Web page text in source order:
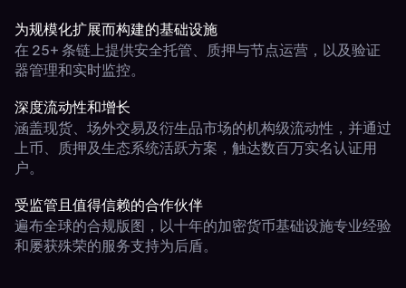
为规模化扩展而构建的基础设施
在 25+ 条链上提供安全托管、质押与节点运营，以及验证
器管理和实时监控。
深度流动性和增长
涵盖现货、场外交易及衍生品市场的机构级流动性，并通过
上币、质押及生态系统活跃方案，触达数百万实名认证用
户。
受监管且值得信赖的合作伙伴
遍布全球的合规版图，以十年的加密货币基础设施专业经验
和屡获殊荣的服务支持为后盾。